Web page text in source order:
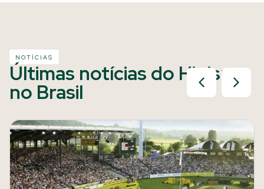
NOTÍCIAS
Últimas notícias do Hipismo
no Brasil